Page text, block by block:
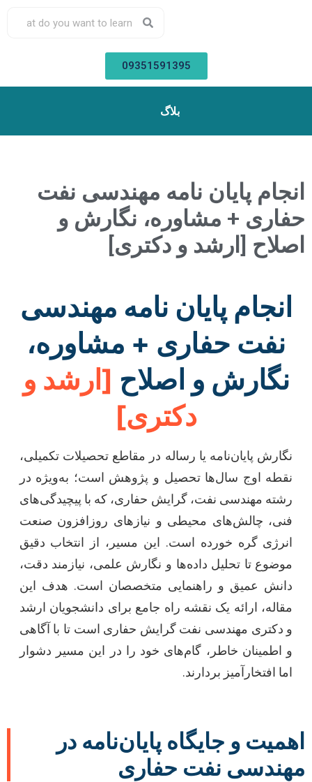
09351591395
بلاگ
انجام پایان نامه مهندسی نفت
حفاری + مشاوره، نگارش و
اصلاح [ارشد و دکتری]
انجام پایان نامه مهندسی
نفت حفاری + مشاوره،
نگارش و اصلاح [ارشد و
دکتری]
نگارش پایان‌نامه یا رساله در مقاطع تحصیلات تکمیلی،
نقطه اوج سال‌ها تحصیل و پژوهش است؛ به‌ویژه در
رشته مهندسی نفت، گرایش حفاری، که با پیچیدگی‌های
فنی، چالش‌های محیطی و نیازهای روزافزون صنعت
انرژی گره خورده است. این مسیر، از انتخاب دقیق
موضوع تا تحلیل داده‌ها و نگارش علمی، نیازمند دقت،
دانش عمیق و راهنمایی متخصصان است. هدف این
مقاله، ارائه یک نقشه راه جامع برای دانشجویان ارشد
و دکتری مهندسی نفت گرایش حفاری است تا با آگاهی
و اطمینان خاطر، گام‌های خود را در این مسیر دشوار
اما افتخارآمیز بردارند.
اهمیت و جایگاه پایان‌نامه در
مهندسی نفت حفاری